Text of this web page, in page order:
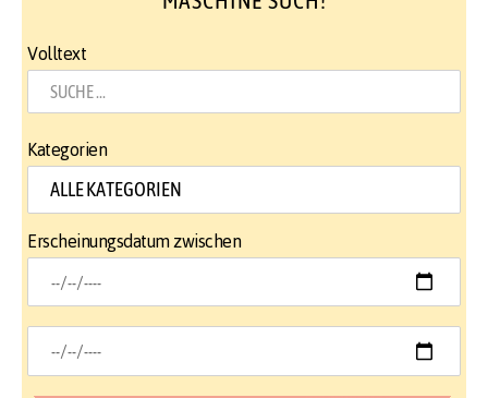
Volltext
Kategorien
Erscheinungsdatum zwischen